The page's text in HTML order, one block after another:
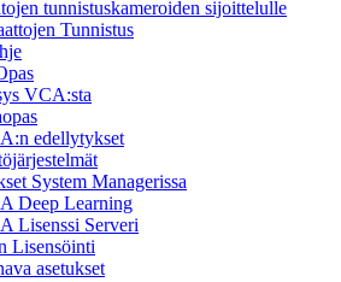
tunnistuskameroiden sijoittelulle
Tunnistus
VCA:sta
edellytykset
System Managerissa
Deep Learning
Lisenssi Serveri
Lisensöinti
asetukset